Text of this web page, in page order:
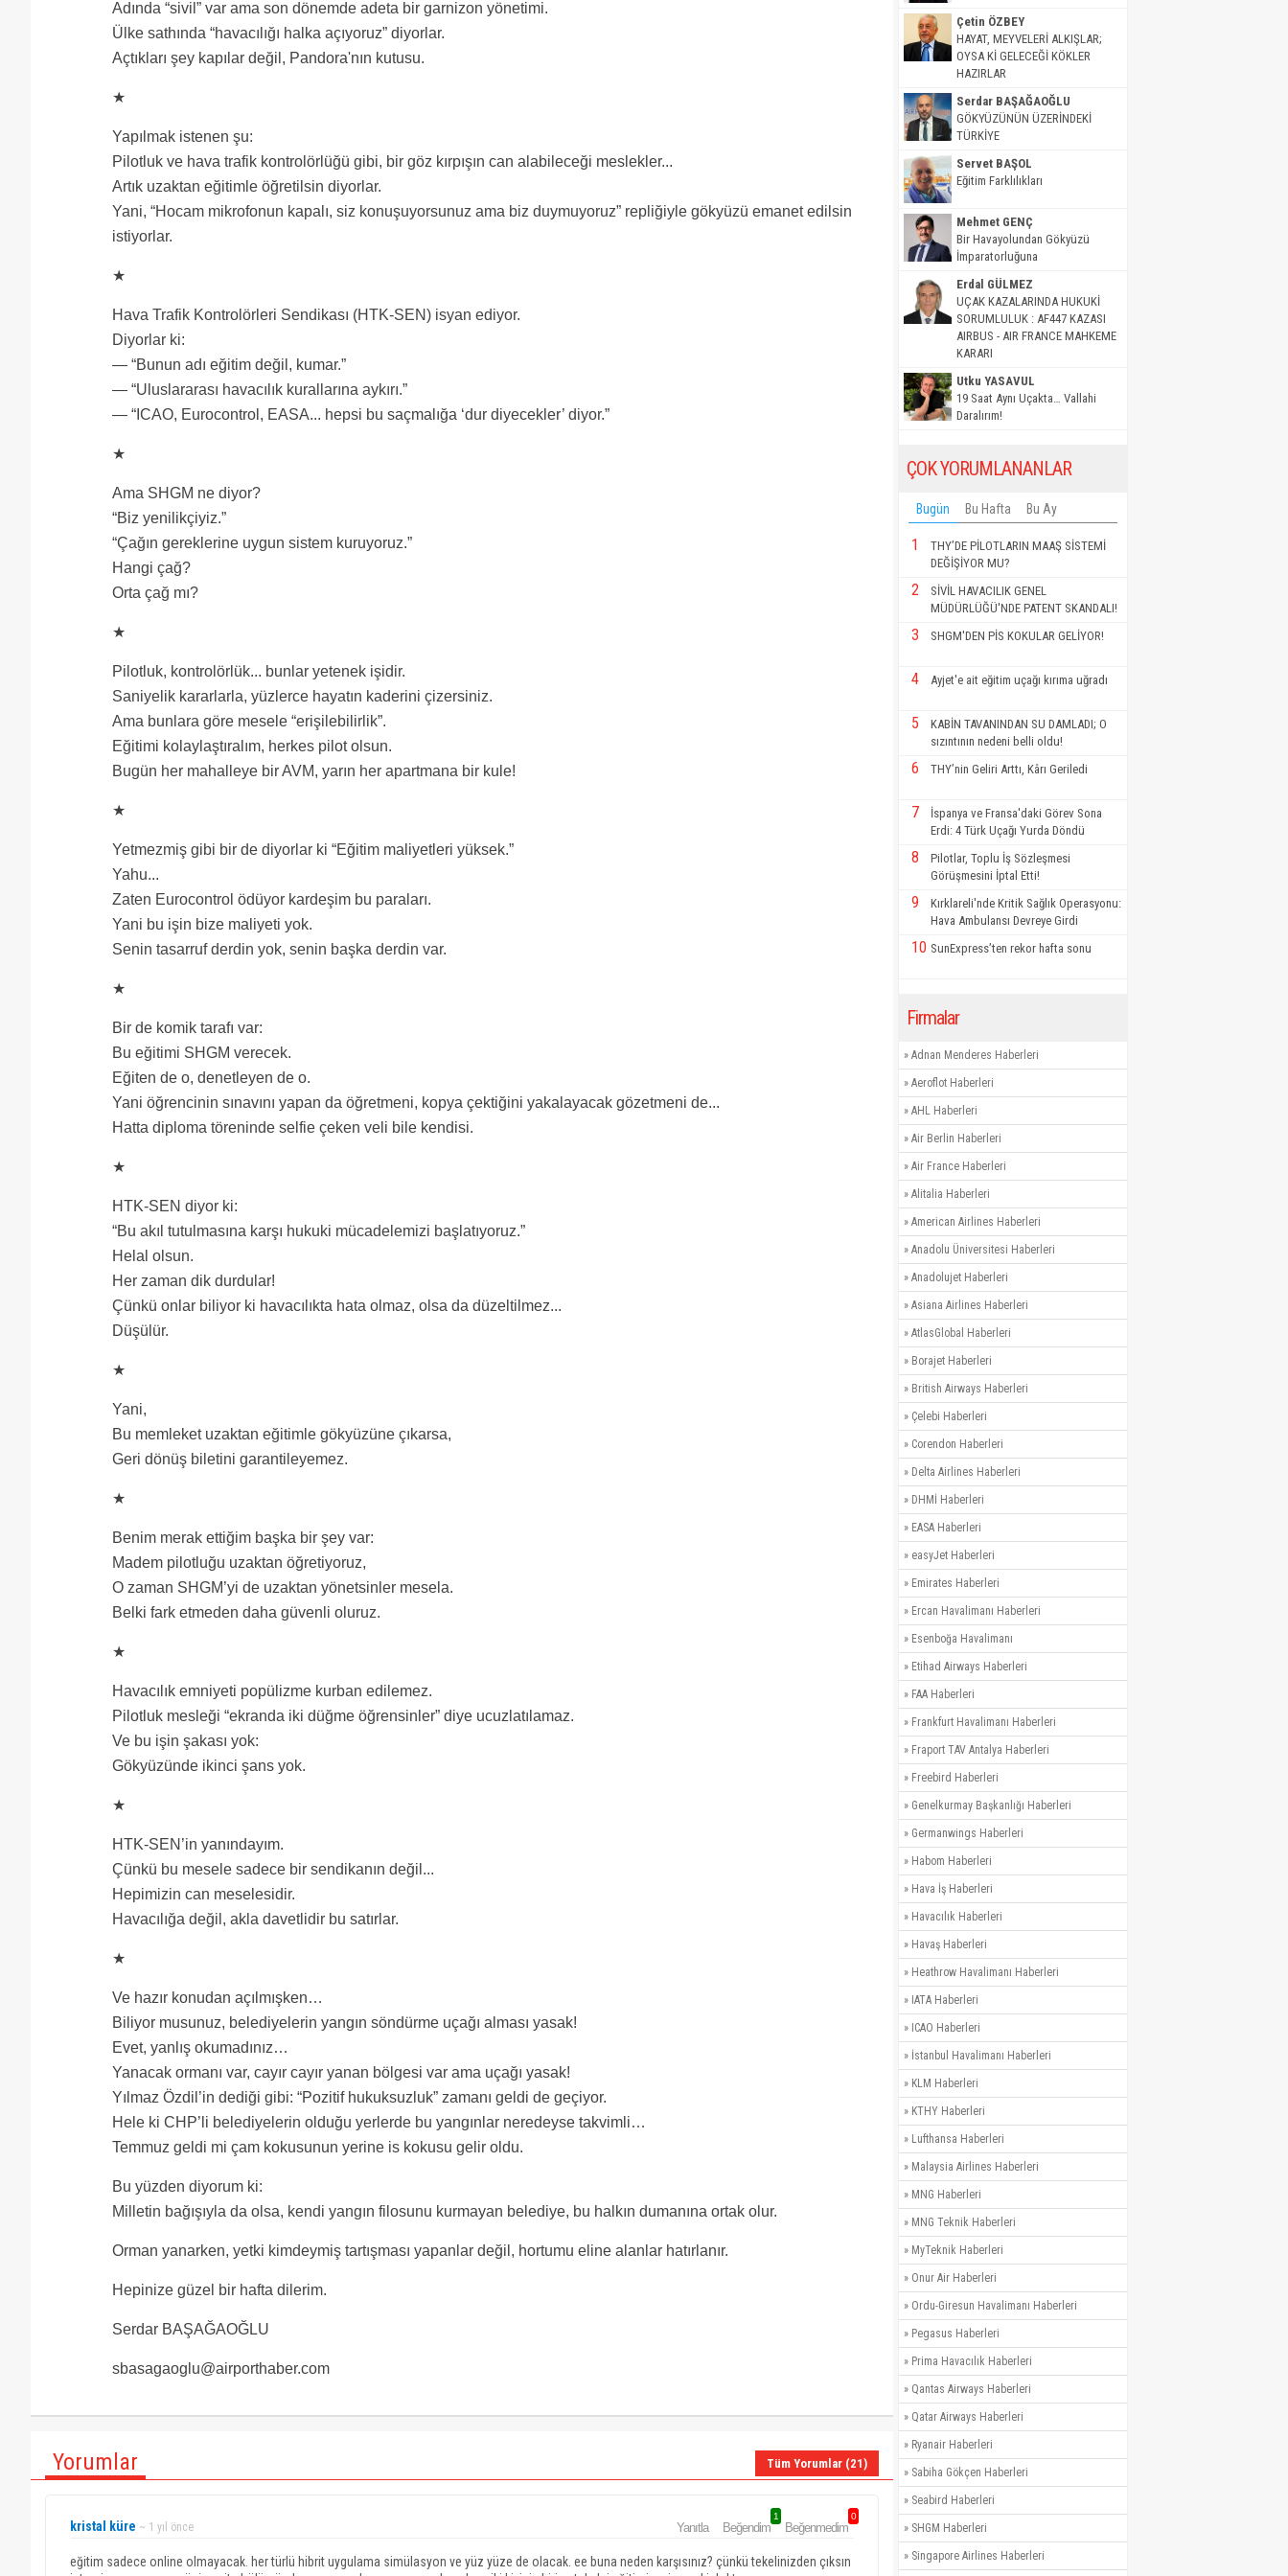
Adında “sivil” var ama son dönemde adeta bir garnizon yönetimi.
Ülke sathında “havacılığı halka açıyoruz” diyorlar.
Açtıkları şey kapılar değil, Pandora'nın kutusu.
★
Yapılmak istenen şu:
Pilotluk ve hava trafik kontrolörlüğü gibi, bir göz kırpışın can alabileceği meslekler...
Artık uzaktan eğitimle öğretilsin diyorlar.
Yani, “Hocam mikrofonun kapalı, siz konuşuyorsunuz ama biz duymuyoruz” repliğiyle gökyüzü emanet edilsin
istiyorlar.
★
Hava Trafik Kontrolörleri Sendikası (HTK-SEN) isyan ediyor.
Diyorlar ki:
— “Bunun adı eğitim değil, kumar.”
— “Uluslararası havacılık kurallarına aykırı.”
— “ICAO, Eurocontrol, EASA... hepsi bu saçmalığa ‘dur diyecekler’ diyor.”
★
Ama SHGM ne diyor?
“Biz yenilikçiyiz.”
“Çağın gereklerine uygun sistem kuruyoruz.”
Hangi çağ?
Orta çağ mı?
★
Pilotluk, kontrolörlük... bunlar yetenek işidir.
Saniyelik kararlarla, yüzlerce hayatın kaderini çizersiniz.
Ama bunlara göre mesele “erişilebilirlik”.
Eğitimi kolaylaştıralım, herkes pilot olsun.
Bugün her mahalleye bir AVM, yarın her apartmana bir kule!
★
Yetmezmiş gibi bir de diyorlar ki “Eğitim maliyetleri yüksek.”
Yahu...
Zaten Eurocontrol ödüyor kardeşim bu paraları.
Yani bu işin bize maliyeti yok.
Senin tasarruf derdin yok, senin başka derdin var.
★
Bir de komik tarafı var:
Bu eğitimi SHGM verecek.
Eğiten de o, denetleyen de o.
Yani öğrencinin sınavını yapan da öğretmeni, kopya çektiğini yakalayacak gözetmeni de...
Hatta diploma töreninde selfie çeken veli bile kendisi.
★
HTK-SEN diyor ki:
“Bu akıl tutulmasına karşı hukuki mücadelemizi başlatıyoruz.”
Helal olsun.
Her zaman dik durdular!
Çünkü onlar biliyor ki havacılıkta hata olmaz, olsa da düzeltilmez...
Düşülür.
★
Yani,
Bu memleket uzaktan eğitimle gökyüzüne çıkarsa,
Geri dönüş biletini garantileyemez.
★
Benim merak ettiğim başka bir şey var:
Madem pilotluğu uzaktan öğretiyoruz,
O zaman SHGM’yi de uzaktan yönetsinler mesela.
Belki fark etmeden daha güvenli oluruz.
★
Havacılık emniyeti popülizme kurban edilemez.
Pilotluk mesleği “ekranda iki düğme öğrensinler” diye ucuzlatılamaz.
Ve bu işin şakası yok:
Gökyüzünde ikinci şans yok.
★
HTK-SEN’in yanındayım.
Çünkü bu mesele sadece bir sendikanın değil...
Hepimizin can meselesidir.
Havacılığa değil, akla davetlidir bu satırlar.
★
Ve hazır konudan açılmışken…
Biliyor musunuz, belediyelerin yangın söndürme uçağı alması yasak!
Evet, yanlış okumadınız…
Yanacak ormanı var, cayır cayır yanan bölgesi var ama uçağı yasak!
Yılmaz Özdil’in dediği gibi: “Pozitif hukuksuzluk” zamanı geldi de geçiyor.
Hele ki CHP’li belediyelerin olduğu yerlerde bu yangınlar neredeyse takvimli…
Temmuz geldi mi çam kokusunun yerine is kokusu gelir oldu.
Bu yüzden diyorum ki:
Milletin bağışıyla da olsa, kendi yangın filosunu kurmayan belediye, bu halkın dumanına ortak olur.
Orman yanarken, yetki kimdeymiş tartışması yapanlar değil, hortumu eline alanlar hatırlanır.
Hepinize güzel bir hafta dilerim.
Serdar BAŞAĞAOĞLU
sbasagaoglu@airporthaber.com
Yorumlar Tüm Yorumlar (21)
kristal küre ~ 1 yıl önce Yanıtla Beğendim
1
Beğenmedim
0
eğitim sadece online olmayacak. her türlü hibrit uygulama simülasyon ve yüz yüze de olacak. ee buna neden karşısınız? çünkü tekelinizden çıksın
Çetin ÖZBEY
HAYAT, MEYVELERİ ALKIŞLAR;
OYSA Kİ GELECEĞİ KÖKLER
HAZIRLAR
Serdar BAŞAĞAOĞLU
GÖKYÜZÜNÜN ÜZERİNDEKİ
TÜRKİYE
Servet BAŞOL
Eğitim Farklılıkları
Mehmet GENÇ
Bir Havayolundan Gökyüzü
İmparatorluğuna
Erdal GÜLMEZ
UÇAK KAZALARINDA HUKUKİ
SORUMLULUK : AF447 KAZASI
AIRBUS - AIR FRANCE MAHKEME
KARARI
Utku YASAVUL
19 Saat Aynı Uçakta… Vallahi
Daralırım!
ÇOK YORUMLANANLAR
Bugün Bu Hafta Bu Ay
1
THY’DE PİLOTLARIN MAAŞ SİSTEMİ
DEĞİŞİYOR MU?
2
SİVİL HAVACILIK GENEL
MÜDÜRLÜĞÜ'NDE PATENT SKANDALI!
3 SHGM'DEN PİS KOKULAR GELİYOR!
4 Ayjet'e ait eğitim uçağı kırıma uğradı
5
KABİN TAVANINDAN SU DAMLADI; O
sızıntının nedeni belli oldu!
6 THY’nin Geliri Arttı, Kârı Geriledi
7
İspanya ve Fransa'daki Görev Sona
Erdi: 4 Türk Uçağı Yurda Döndü
8
Pilotlar, Toplu İş Sözleşmesi
Görüşmesini İptal Etti!
9
Kırklareli'nde Kritik Sağlık Operasyonu:
Hava Ambulansı Devreye Girdi
10 SunExpress’ten rekor hafta sonu
Firmalar
» Adnan Menderes Haberleri
» Aeroflot Haberleri
» AHL Haberleri
» Air Berlin Haberleri
» Air France Haberleri
» Alitalia Haberleri
» American Airlines Haberleri
» Anadolu Üniversitesi Haberleri
» Anadolujet Haberleri
» Asiana Airlines Haberleri
» AtlasGlobal Haberleri
» Borajet Haberleri
» British Airways Haberleri
» Çelebi Haberleri
» Corendon Haberleri
» Delta Airlines Haberleri
» DHMİ Haberleri
» EASA Haberleri
» easyJet Haberleri
» Emirates Haberleri
» Ercan Havalimanı Haberleri
» Esenboğa Havalimanı
» Etihad Airways Haberleri
» FAA Haberleri
» Frankfurt Havalimanı Haberleri
» Fraport TAV Antalya Haberleri
» Freebird Haberleri
» Genelkurmay Başkanlığı Haberleri
» Germanwings Haberleri
» Habom Haberleri
» Hava İş Haberleri
» Havacılık Haberleri
» Havaş Haberleri
» Heathrow Havalimanı Haberleri
» IATA Haberleri
» ICAO Haberleri
» İstanbul Havalimanı Haberleri
» KLM Haberleri
» KTHY Haberleri
» Lufthansa Haberleri
» Malaysia Airlines Haberleri
» MNG Haberleri
» MNG Teknik Haberleri
» MyTeknik Haberleri
» Onur Air Haberleri
» Ordu-Giresun Havalimanı Haberleri
» Pegasus Haberleri
» Prima Havacılık Haberleri
» Qantas Airways Haberleri
» Qatar Airways Haberleri
» Ryanair Haberleri
» Sabiha Gökçen Haberleri
» Seabird Haberleri
» SHGM Haberleri
» Singapore Airlines Haberleri